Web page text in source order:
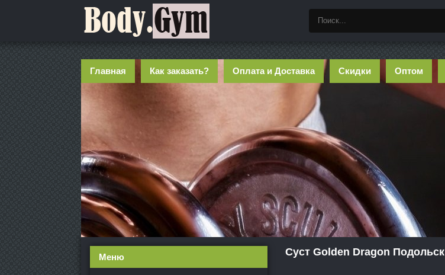
Главная Как заказать? Оплата и Доставка Скидки Оптом
Суст Golden Dragon Подольск
Меню